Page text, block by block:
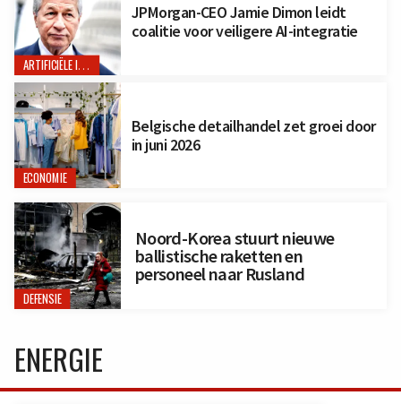
ARTIFICIËLE INTELLIGENTIE
JPMorgan-CEO Jamie Dimon leidt
coalitie voor veiligere AI-integratie
ECONOMIE
Belgische detailhandel zet groei door
in juni 2026
DEFENSIE
Noord-Korea stuurt nieuwe
ballistische raketten en
personeel naar Rusland
ENERGIE